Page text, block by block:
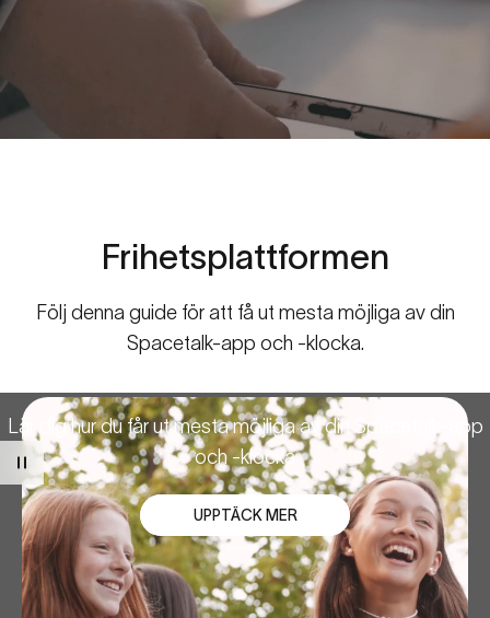
Spacetalk-appens funktioner
Dinguide tillalltsomrör
Spacetalk
Lär dig hur du får ut mesta möjliga av din Spacetalk-app
och -klocka
UPPTÄCK MER
Frihetsplattformen
Följ denna guide för att få ut mesta möjliga av din
Spacetalk-app och -klocka.